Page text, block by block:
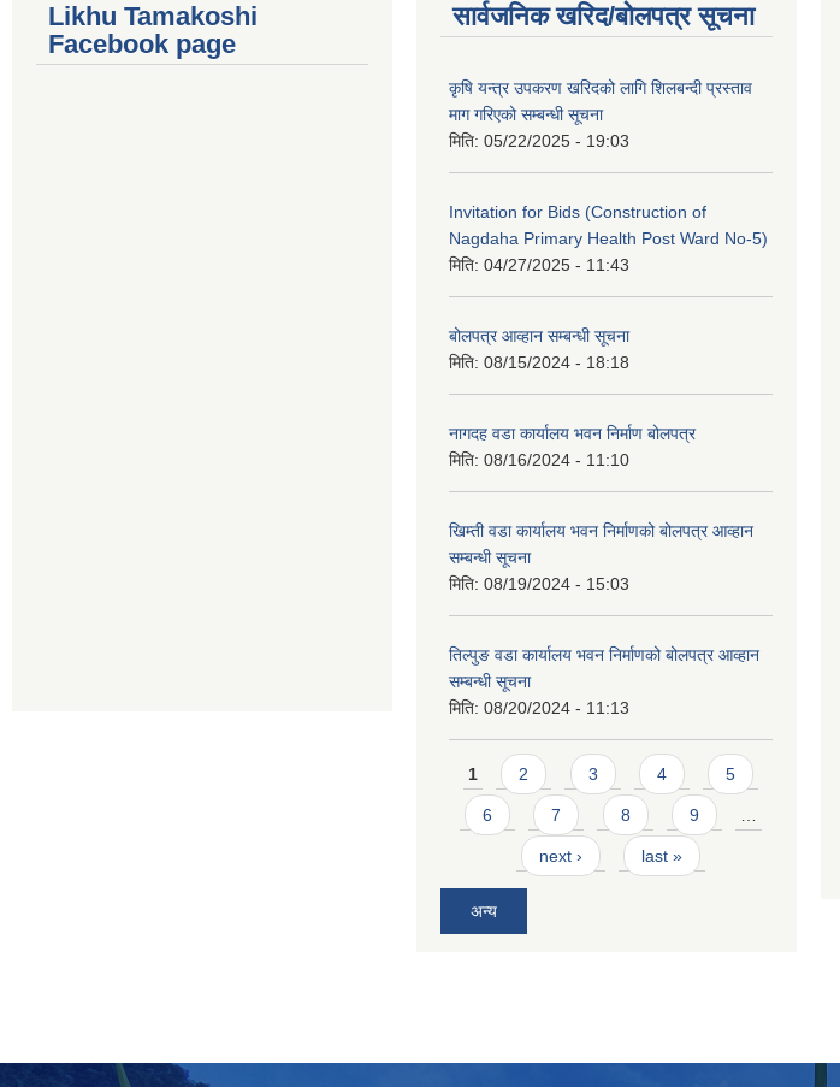
Likhu Tamakoshi
Facebook page
सार्वजनिक खरिद/बोलपत्र सूचना
कृषि यन्त्र उपकरण खरिदको लागि शिलबन्दी प्रस्ताव
माग गरिएको सम्बन्धी सूचना
मिति: 05/22/2025 - 19:03
Invitation for Bids (Construction of
Nagdaha Primary Health Post Ward No-5)
मिति: 04/27/2025 - 11:43
बोलपत्र आव्हान सम्बन्धी सूचना
मिति: 08/15/2024 - 18:18
नागदह वडा कार्यालय भवन निर्माण बोलपत्र
मिति: 08/16/2024 - 11:10
खिम्ती वडा कार्यालय भवन निर्माणको बोलपत्र आव्हान
सम्बन्धी सूचना
मिति: 08/19/2024 - 15:03
तिल्पुङ वडा कार्यालय भवन निर्माणको बोलपत्र आव्हान
सम्बन्धी सूचना
मिति: 08/20/2024 - 11:13
Pages
1 2 3 4 5
6 7 8 9
next › last »
अन्य